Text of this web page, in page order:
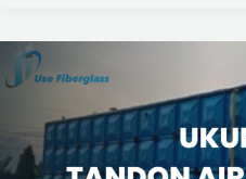
Ukuran
Tandon
Fiberglass: